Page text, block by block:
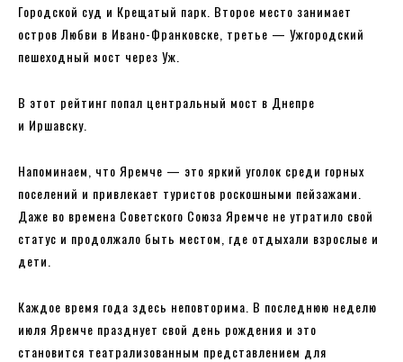
Городской суд и Крещатый парк. Второе место занимает
остров Любви в Ивано-Франковске, третье — Ужгородский
пешеходный мост через Уж.
В этот рейтинг попал центральный мост в Днепре
и Иршавску.
Напоминаем, что Яремче — это яркий уголок среди горных
поселений и привлекает туристов роскошными пейзажами.
Даже во времена Советского Союза Яремче не утратило свой
статус и продолжало быть местом, где отдыхали взрослые и
дети.
Каждое время года здесь неповторима. В последнюю неделю
июля Яремче празднует свой день рождения и это
становится театрализованным представлением для